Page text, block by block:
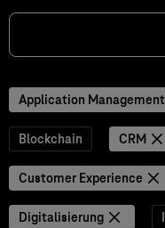
Application Management
Blockchain CRM
Customer Experience
Digitalisierung